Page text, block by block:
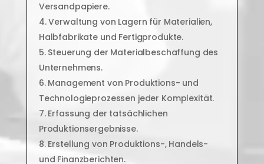
Versandpapiere.
Verwaltung von Lagern für Materialien,
Halbfabrikate und Fertigprodukte.
Steuerung der Materialbeschaffung des
Unternehmens.
Management von Produktions- und
Technologieprozessen jeder Komplexität.
Erfassung der tatsächlichen
Produktionsergebnisse.
Erstellung von Produktions-, Handels-
und Finanzberichten.